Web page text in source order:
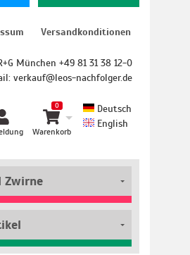
Versandkonditionen
München +49 81 31 38 12-0
verkauf@leos-nachfolger.de
0
Warenkorb
Deutsch
English
Zwirne